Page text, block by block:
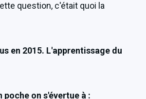
question, c'était quoi la
en 2015. L'apprentissage du
poche on s'évertue à :